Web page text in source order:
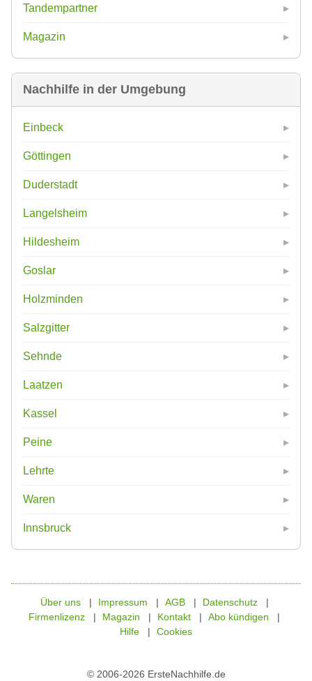
Tandempartner
Magazin
Nachhilfe in der Umgebung
Einbeck
Göttingen
Duderstadt
Langelsheim
Hildesheim
Goslar
Holzminden
Salzgitter
Sehnde
Laatzen
Kassel
Peine
Lehrte
Waren
Innsbruck
© 2006-2026 ErsteNachhilfe.de
Über uns Impressum AGB
Datenschutz
Firmenlizenz
Magazin Kontakt
Abo kündigen
Hilfe
Cookies